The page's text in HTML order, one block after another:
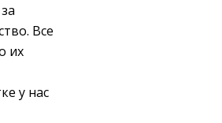
Все
их
у нас